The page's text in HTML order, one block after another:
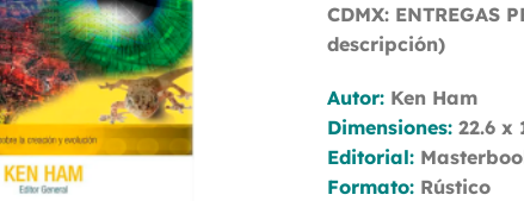
CDMX: ENTREGAS
descripción)
Autor: Ken Ham
Dimensiones: 22.6 x
Editorial:
Formato: Rústico